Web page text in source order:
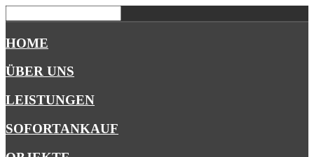
HOME
ÜBER UNS
LEISTUNGEN
SOFORTANKAUF